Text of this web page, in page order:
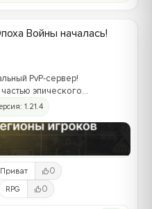
Войны началась!
PvP-сервер!
эпического
и Йотунами!
1.21.4
Приват 0
RPG 0